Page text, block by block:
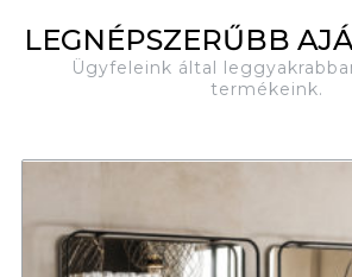
LEGNÉPSZERŰBB
Ügyfeleink által
termékeink.